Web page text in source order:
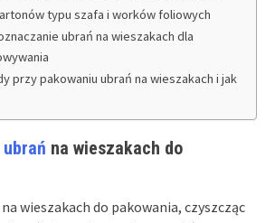
typu szafa i worków foliowych
ubrań na wieszakach dla
przy pakowaniu ubrań na wieszakach i jak
na wieszakach do
wieszakach do pakowania, czyszcząc